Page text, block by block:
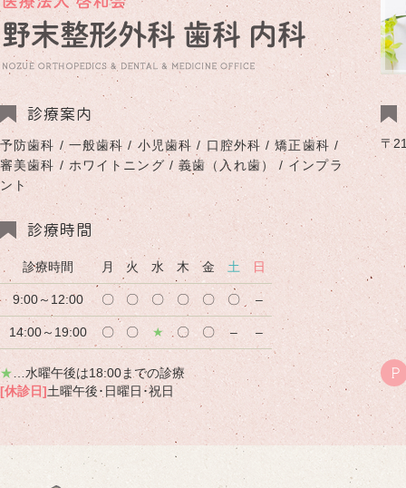
診療案内
予防歯科 / 一般歯科 / 小児歯科 / 口腔外科 / 矯正歯科 /
審美歯科 / ホワイトニング / 義歯（入れ歯） / インプラ
ント
診療時間
診療時間 月 火 水 木 金 土 日
9:00～12:00 〇 〇 〇 〇 〇 〇 –
14:00～19:00 〇 〇 ★ 〇 〇 – –
★ …水曜午後は18:00までの診療
[休診日]土曜午後･日曜日･祝日
〒
P